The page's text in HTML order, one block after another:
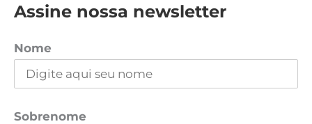
Assine nossa newsletter
Nome
Sobrenome